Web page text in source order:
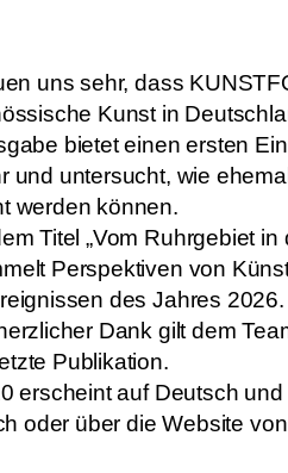
uns sehr, dass
Kunst in
bietet einen ersten
und untersucht, wie
werden können.
Titel „Vom Ruhrgebiet
Perspektiven von
des Jahres 2026.
Dank gilt dem
Publikation.
erscheint auf Deutsch
oder über die Website